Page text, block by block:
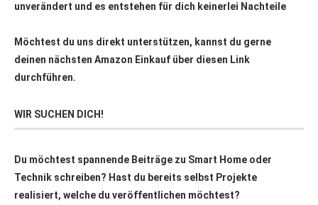
unverändert und es entstehen für dich keinerlei Nachteile
Möchtest du uns direkt unterstützen, kannst du gerne
deinen nächsten Amazon Einkauf über diesen Link
durchführen.
WIR SUCHEN DICH!
Du möchtest spannende Beiträge zu Smart Home oder
Technik schreiben? Hast du bereits selbst Projekte
realisiert, welche du veröffentlichen möchtest?